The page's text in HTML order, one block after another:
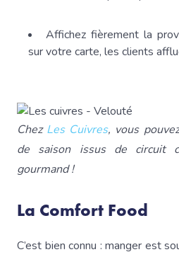
Affichez fièrement la
sur votre carte, les clients
Chez Les Cuivres, vous
de saison issus de circuit
gourmand !
La Comfort Food
C’est bien connu : manger est